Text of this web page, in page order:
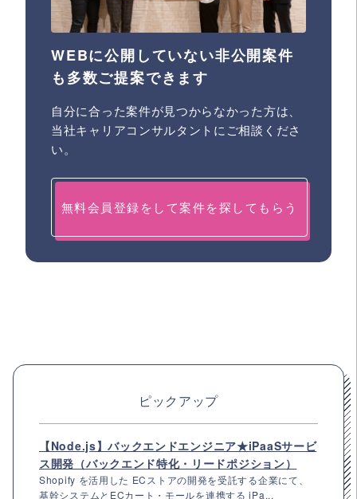
WEBに公開していない非公開案件
も多数ご提案できます
自分に合った案件が見つからなかった方は、
当社キャリアコンサルタントにご相談くださ
い。
無料会員登録をして案件を探してもらう
ピックアップ
【Node.js】バックエンドエンジニア★iPaaSサービ
ス開発（バックエンド特化・リードポジション）
Shopify を活用した ECストアの開発を受託する企業にて、
基幹システムとECカート・モールを連携する iPa...